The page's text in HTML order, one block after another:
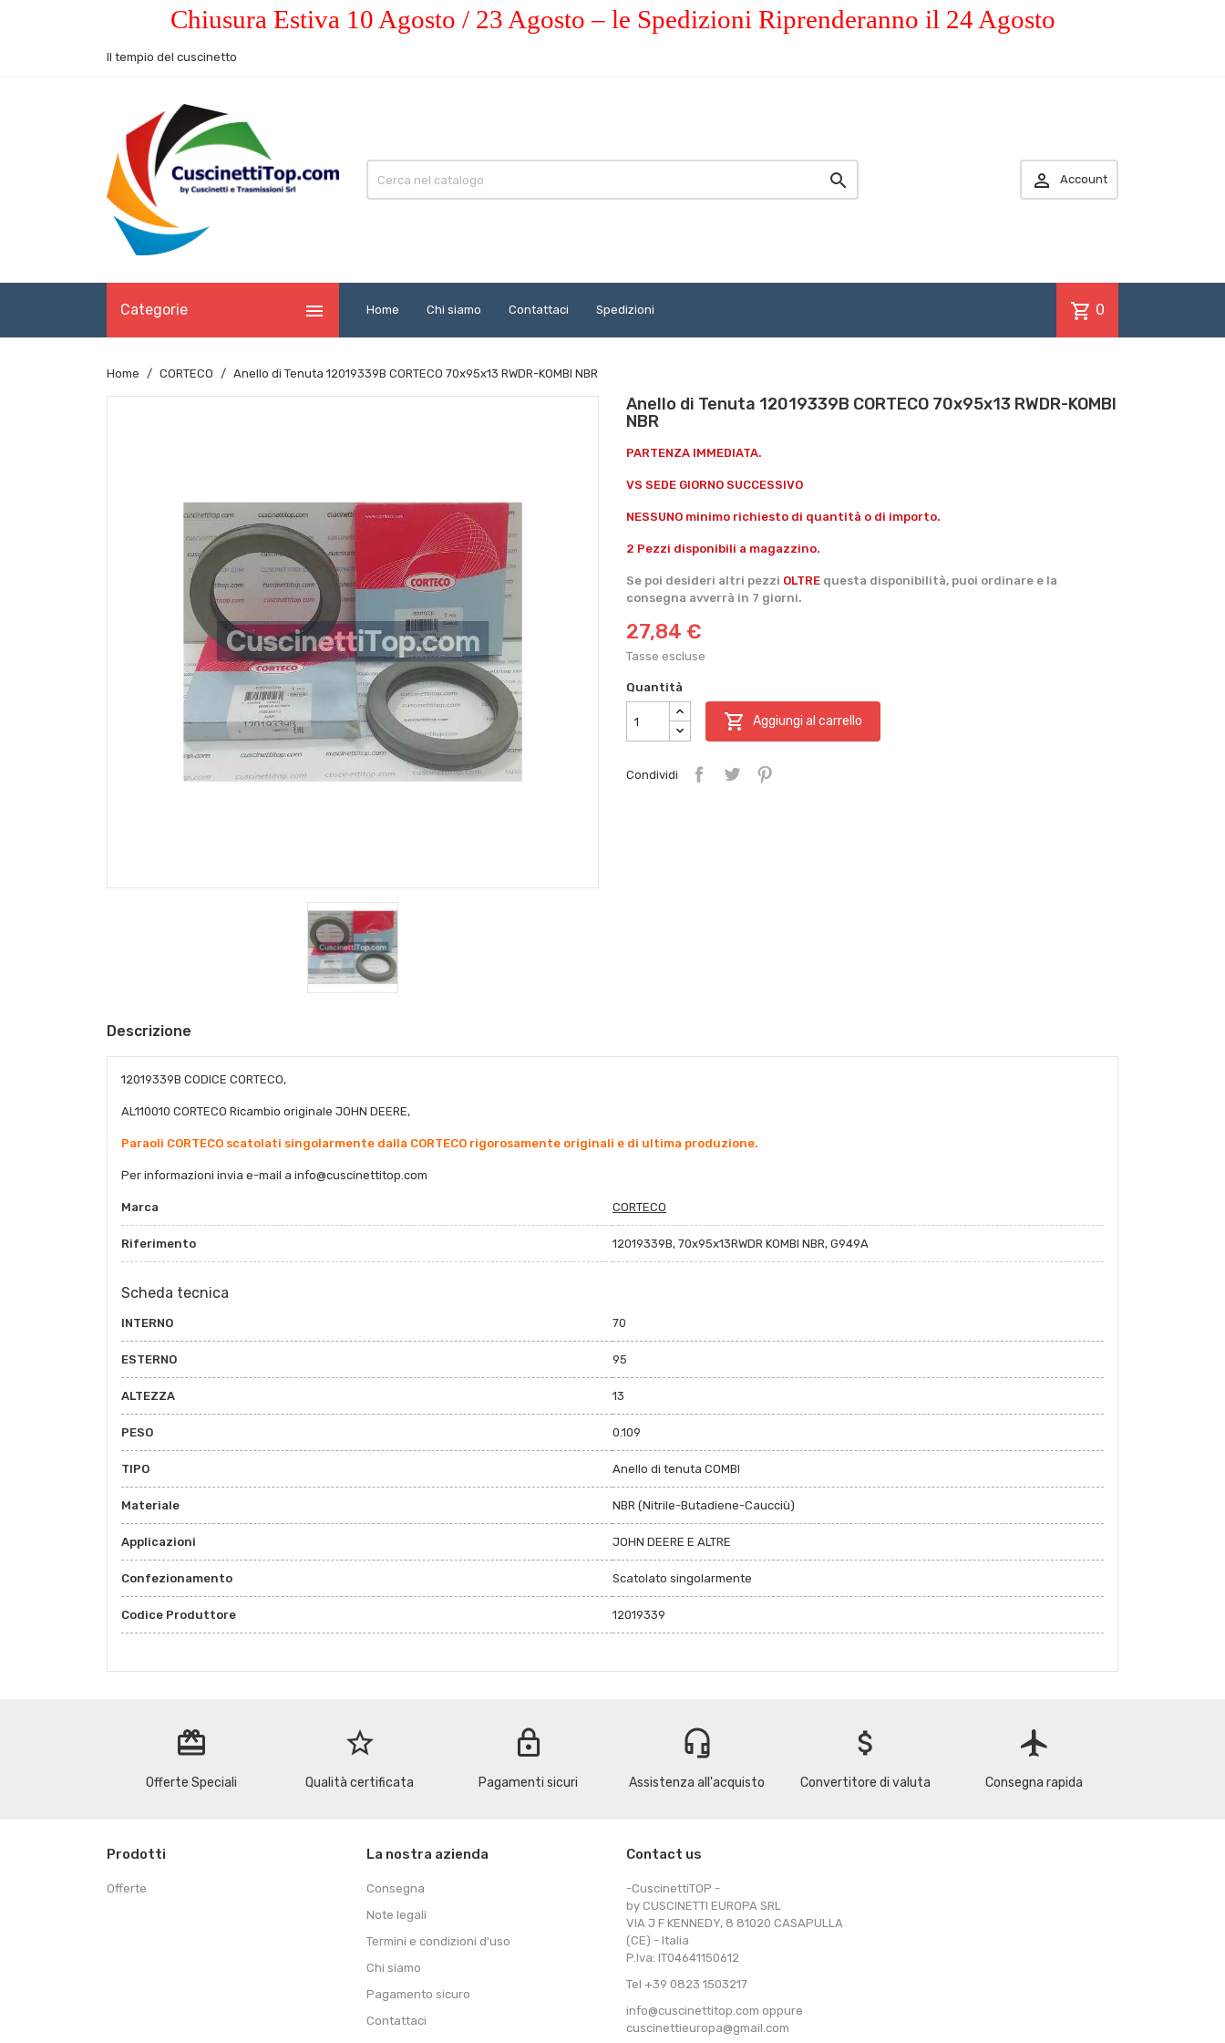
Chiusura Estiva 10 Agosto / 23 Agosto – le Spedizioni Riprenderanno il 24 Agosto
Il tempio del cuscinetto
  Account
Categorie  Home Chi siamo Contattaci Spedizioni shopping_cart 0
Home CORTECO Anello di Tenuta 12019339B CORTECO 70x95x13 RWDR-KOMBI NBR
Anello di Tenuta 12019339B CORTECO 70x95x13 RWDR-KOMBI
NBR
PARTENZA IMMEDIATA.
VS SEDE GIORNO SUCCESSIVO
NESSUNO minimo richiesto di quantità o di importo.
2 Pezzi disponibili a magazzino.
Se poi desideri altri pezzi OLTRE questa disponibilità, puoi ordinare e la
consegna avverrà in 7 giorni.
27,84 €
Tasse escluse
Quantità
 Aggiungi al carrello
Condividi
Descrizione
12019339B CODICE CORTECO,
AL110010 CORTECO Ricambio originale JOHN DEERE,
Paraoli CORTECO scatolati singolarmente dalla CORTECO rigorosamente originali e di ultima produzione.
Per informazioni invia e-mail a info@cuscinettitop.com
Marca CORTECO
Riferimento 12019339B, 70x95x13RWDR KOMBI NBR, G949A
Scheda tecnica
INTERNO 70
ESTERNO 95
ALTEZZA 13
PESO 0.109
TIPO Anello di tenuta COMBI
Materiale NBR (Nitrile-Butadiene-Caucciù)
Applicazioni JOHN DEERE E ALTRE
Confezionamento Scatolato singolarmente
Codice Produttore 12019339
redeem
Offerte Speciali
star_border
Qualità certificata
lock
Pagamenti sicuri
headset_mic
Assistenza all'acquisto
attach_money
Convertitore di valuta
flight
Consegna rapida
Prodotti
Offerte
La nostra azienda
Consegna
Note legali
Termini e condizioni d'uso
Chi siamo
Pagamento sicuro
Contattaci
Contact us
-CuscinettiTOP -
by CUSCINETTI EUROPA SRL
VIA J F KENNEDY, 8 81020 CASAPULLA
(CE) - Italia
P.Iva: IT04641150612
Tel +39 0823 1503217
info@cuscinettitop.com oppure
cuscinettieuropa@gmail.com